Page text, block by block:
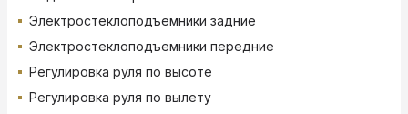
Электростеклоподъемники задние
Электростеклоподъемники передние
Регулировка руля по высоте
Регулировка руля по вылету